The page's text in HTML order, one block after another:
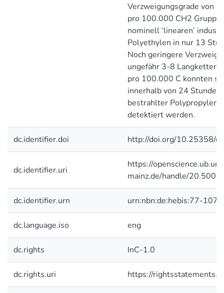
Verzweigungsgrade von
pro 100.000 CH2
nominell ‘linearen’
Polyethylen in nur 13
Noch geringere
ungefähr 3-8
pro 100.000 C konnten
innerhalb von 24
bestrahlter
detektiert werden.
dc.identifier.doi http://doi.org/10.25358/
dc.identifier.uri
https://
mainz.de/handle/
dc.identifier.urn urn:nbn:de:hebis:77-
dc.language.iso eng
dc.rights InC-1.0
dc.rights.uri https://